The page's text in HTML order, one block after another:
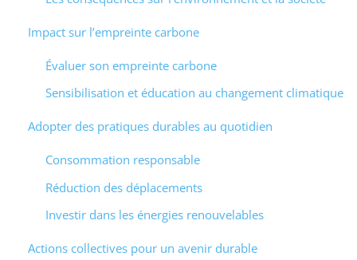
Impact sur l’empreinte carbone
Évaluer son empreinte carbone
Sensibilisation et éducation au changement climatique
Adopter des pratiques durables au quotidien
Consommation responsable
Réduction des déplacements
Investir dans les énergies renouvelables
Actions collectives pour un avenir durable